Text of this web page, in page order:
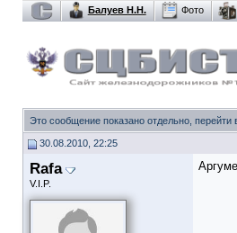
Балуев Н.Н. Фото
Это сообщение показано отдельно,
30.08.2010, 22:25
Rafa
V.I.P.